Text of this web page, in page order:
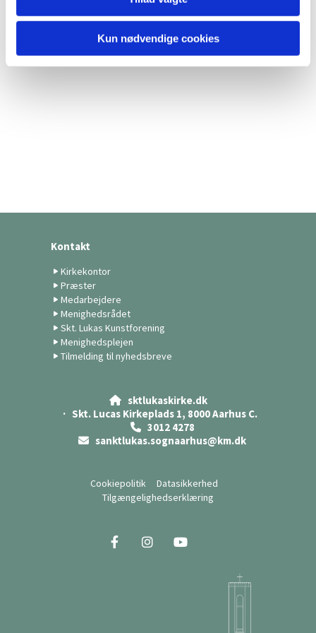
Kun nødvendige cookies
Kontakt
Kirkekontor
Præster
Medarbejdere
Menighedsrådet
Skt. Lukas Kunstforening
Menighedsplejen
Tilmelding til nyhedsbreve
sktlukaskirke.dk
· Skt. Lucas Kirkeplads 1, 8000 Aarhus C.
3012 4278
 sanktlukas.sognaarhus@km.dk
Cookiepolitik
Datasikkerhed
Tilgængelighedserklæring